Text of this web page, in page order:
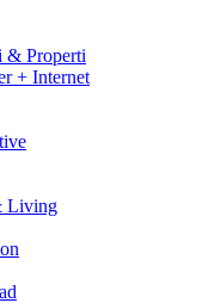
& Properti
+ Internet
Living